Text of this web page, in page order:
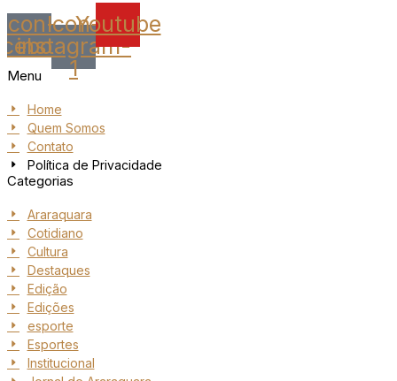
Icon-Icon-
instagram-
1
Youtube
Menu
Home
Quem Somos
Contato
Política de Privacidade
Categorias
Araraquara
Cotidiano
Cultura
Destaques
Edição
Edições
esporte
Esportes
Institucional